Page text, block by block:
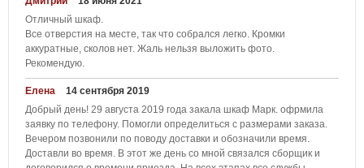
Отличный шкаф.
Все отверстия на месте, так что собрался легко. Кромки
аккуратные, сколов нет. Жаль нельзя выложить фото.
Рекомендую.
Елена
14 сентября 2019
Добрый день! 29 августа 2019 года закала шкаф Марк. офрмила
заявку по телефону. Помогли определиться с размерами заказа.
Вечером позвонили по поводу доставки и обозначили время.
Доставли во время. В этот же день со мной связался сборщик и